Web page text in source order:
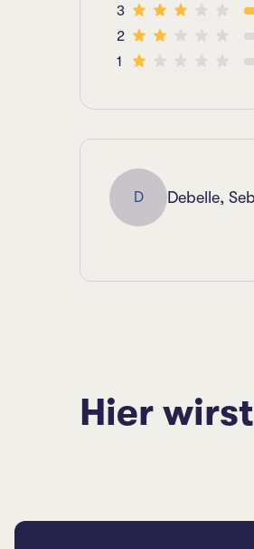
3
2
1
D Debelle,
Hier